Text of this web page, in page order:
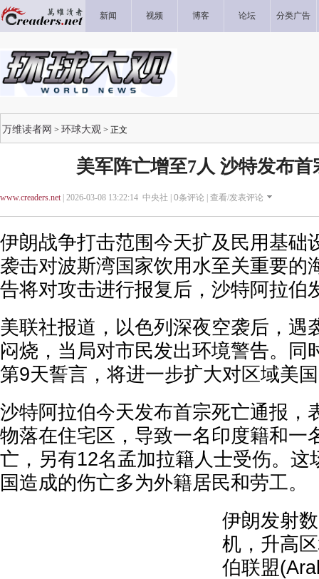
新闻 视频 博客 论坛 分类广告
万维读者网 > 环球大观 > 正文
美军阵亡增至7人 沙特发布首
www.creaders.net| 2026-03-08 13:22:14 中央社 | 0条评论 | 查看/发表评论
伊朗战争打击范围今天扩及民用基础
袭击对波斯湾国家饮用水至关重要的
告将对攻击进行报复后，沙特阿拉伯
美联社报道，以色列深夜空袭后，遇
闷烧，当局对市民发出环境警告。同
第9天誓言，将进一步扩大对区域美
沙特阿拉伯今天发布首宗死亡通报，
物落在住宅区，导致一名印度籍和一
亡，另有12名孟加拉籍人士受伤。这
国造成的伤亡多为外籍居民和劳工。
伊朗发射
机，升高
伯联盟